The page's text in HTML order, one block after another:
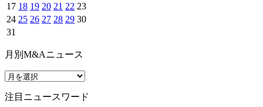
17 18 19 20 21 22 23
24 25 26 27 28 29 30
31
月別M&Aニュース
注目ニュースワード